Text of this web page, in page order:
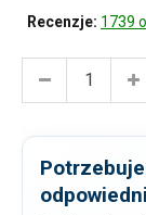
Recenzje: 1739